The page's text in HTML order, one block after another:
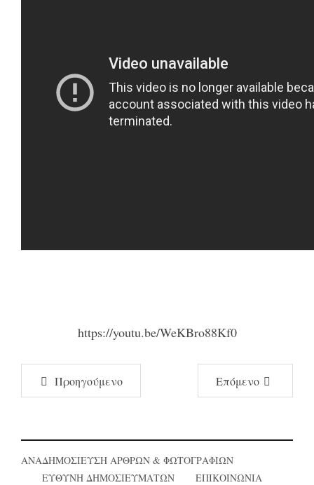
https://youtu.be/WeKBro88Kf0
Προηγούμενο Επόμενο
ΑΝΑΔΗΜΟΣΙΕΥΣΗ ΑΡΘΡΩΝ & ΦΩΤΟΓΡΑΦΙΩΝ
ΕΥΘΥΝΗ ΔΗΜΟΣΙΕΥΜΑΤΩΝ
ΕΠΙΚΟΙΝΩΝΙΑ